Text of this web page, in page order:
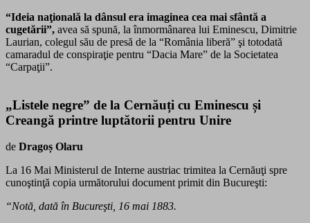
“Ideia naţională la dânsul era imaginea cea mai sfântă a
cugetării”, avea să spună, la înmormânarea lui Eminescu, Dimitrie
Laurian, colegul său de presă de la “România liberă” şi totodată
camaradul de conspiraţie pentru “Dacia Mare” de la Societatea
“Carpaţii”.
„Listele negre” de la Cernăuți cu Eminescu și
Creangă printre luptătorii pentru Unire
de Dragoș Olaru
La 16 Mai Ministerul de Interne austriac trimitea la Cernăuţi spre
cunoştinţă copia următorului document primit din Bucureşti:
“Notă, dată în Bucureşti, 16 mai 1883.